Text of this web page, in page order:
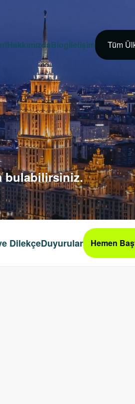
HakkımızdaBlogİletişim Tüm
bulabilirsiniz.
DilekçeDuyurular Hemen